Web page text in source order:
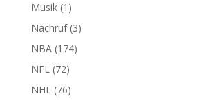
Musik(1)
Nachruf(3)
NBA(174)
NFL(72)
NHL(76)